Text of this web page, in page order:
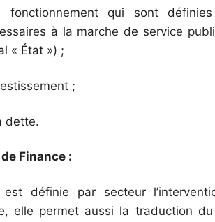
fonctionnement qui sont
à la marche de service
« État ») ;
;
dette.
Finance :
définie par secteur
elle permet aussi la traduction